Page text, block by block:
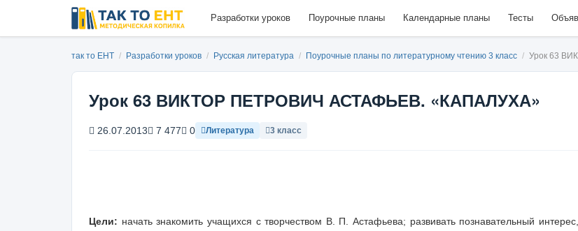
Разработки уроков Поурочные планы Календарные планы Тесты
так то ЕНТ / Разработки уроков / Русская литература / Поурочные планы по литературному чтению 3 класс / Урок 63
Урок 63 ВИКТОР ПЕТРОВИЧ АСТАФЬЕВ. «КАПАЛУХА»
26.07.2013 7 477 0 Литература 3 класс
Цели: начать знакомить учащихся с творчеством В. П. Астафьева; развивать познавательный интерес,